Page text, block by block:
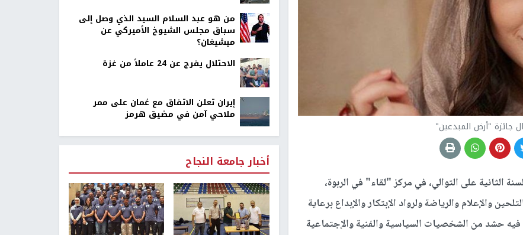
جائزة "أرض المبدعين"
على التوالي، في مركز "لقاء" في الربوة،
والإعلام والرياضة ولرواد الإبتكار والإبداع برعاية
حشد من الشخصيات السياسية والفنية والإجتماعية
من هو عبد السلام السيد الذي وصل إلى
سباق مجلس الشيوخ الأميركي عن
ميشيغان؟
الاحتلال يفرج عن 24 عاملاً من غزة
إيران تعلن الاتفاق مع عُمان على ممر
ملاحي آمن في مضيق هرمز
أخبار جامعة النجاح